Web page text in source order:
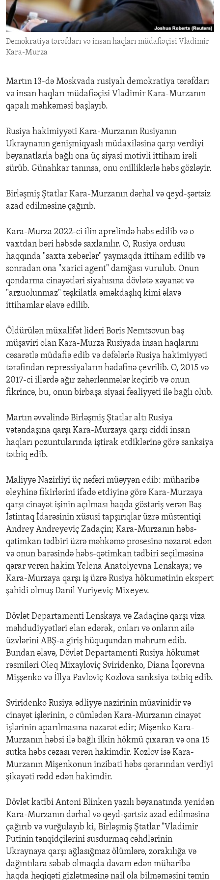
ENVIRONMENT AND HEALTH
IDEALS AND INSTITUTIONS
Demokratiya tərəfdarı və insan haqları müdafiəçisi Vladimir
Kara-Murza
Martın 13-də Moskvada rusiyalı demokratiya tərəfdarı
və insan haqları müdafiəçisi Vladimir Kara-Murzanın
qapalı məhkəməsi başlayıb.
Rusiya hakimiyyəti Kara-Murzanın Rusiyanın
Ukraynanın genişmiqyaslı müdaxiləsinə qarşı verdiyi
bəyanatlarla bağlı ona üç siyasi motivli ittiham irəli
sürüb. Günahkar tanınsa, onu onilliklərlə həbs gözləyir.
Birləşmiş Ştatlar Kara-Murzanın dərhal və qeyd-şərtsiz
azad edilməsinə çağırıb.
Kara-Murza 2022-ci ilin aprelində həbs edilib və o
vaxtdan bəri həbsdə saxlanılır. O, Rusiya ordusu
haqqında "saxta xəbərlər" yaymaqda ittiham edilib və
sonradan ona "xarici agent" damğası vurulub. Onun
qondarma cinayətləri siyahısına dövlətə xəyanət və
"arzuolunmaz" təşkilatla əməkdaşlıq kimi əlavə
ittihamlar əlavə edilib.
Öldürülən müxalifət lideri Boris Nemtsovun baş
müşaviri olan Kara-Murza Rusiyada insan haqlarını
cəsarətlə müdafiə edib və dəfələrlə Rusiya hakimiyyəti
tərəfindən repressiyaların hədəfinə çevrilib. O, 2015 və
2017-ci illərdə ağır zəhərlənmələr keçirib və onun
fikrincə, bu, onun birbaşa siyasi fəaliyyəti ilə bağlı olub.
Martın əvvəlində Birləşmiş Ştatlar altı Rusiya
vətəndaşına qarşı Kara-Murzaya qarşı ciddi insan
haqları pozuntularında iştirak etdiklərinə görə sanksiya
tətbiq edib.
Maliyyə Nazirliyi üç nəfəri müəyyən edib: müharibə
əleyhinə fikirlərini ifadə etdiyinə görə Kara-Murzaya
qarşı cinayət işinin açılması haqda göstəriş verən Baş
İstintaq İdarəsinin xüsusi tapşırıqlar üzrə müstəntiqi
Andrey Andreyeviç Zadaçin; Kara-Murzanın həbs-
qətimkan tədbiri üzrə məhkəmə prosesinə nəzarət edən
və onun barəsində həbs-qətimkan tədbiri seçilməsinə
qərar verən hakim Yelena Anatolyevna Lenskaya; və
Kara-Murzaya qarşı iş üzrə Rusiya hökumətinin ekspert
şahidi olmuş Danil Yuriyeviç Mixeyev.
Dövlət Departamenti Lenskaya və Zadaçinə qarşı viza
məhdudiyyətləri elan edərək, onları və onların ailə
üzvlərini ABŞ-a giriş hüququndan məhrum edib.
Bundan əlavə, Dövlət Departamenti Rusiya hökumət
rəsmiləri Oleq Mixayloviç Sviridenko, Diana İqorevna
Mişşenko və İllya Pavloviç Kozlova sanksiya tətbiq edib.
Sviridenko Rusiya ədliyyə nazirinin müavinidir və
cinayət işlərinin, o cümlədən Kara-Murzanın cinayət
işlərinin aparılmasına nəzarət edir; Mişenko Kara-
Murzanın həbsi ilə bağlı ilkin hökmü çıxaran və ona 15
sutka həbs cəzası verən hakimdir. Kozlov isə Kara-
Murzanın Mişenkonun inzibati həbs qərarından verdiyi
şikayəti rədd edən hakimdir.
Dövlət katibi Antoni Blinken yazılı bəyanatında yenidən
Kara-Murzanın dərhal və qeyd-şərtsiz azad edilməsinə
çağırıb və vurğulayıb ki, Birləşmiş Ştatlar "Vladimir
Putinin tənqidçilərini susdurmaq cəhdlərinin
Ukraynaya qarşı ağlasığmaz ölümlərə, zorakılığa və
dağıntılara səbəb olmaqda davam edən müharibə
haqda həqiqəti gizlətməsinə nail ola bilməməsini təmin